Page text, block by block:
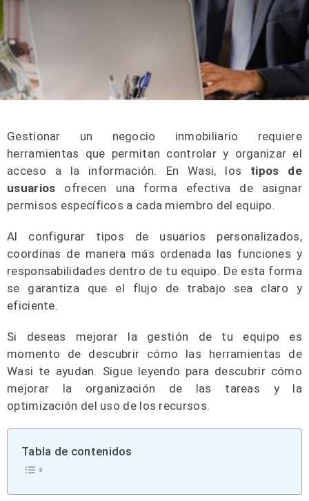
Gestionar un negocio inmobiliario requiere
herramientas que permitan controlar y organizar el
acceso a la información. En Wasi, los tipos de
usuarios ofrecen una forma efectiva de asignar
permisos específicos a cada miembro del equipo.
Al configurar tipos de usuarios personalizados,
coordinas de manera más ordenada las funciones y
responsabilidades dentro de tu equipo. De esta forma
se garantiza que el flujo de trabajo sea claro y
eficiente.
Si deseas mejorar la gestión de tu equipo es
momento de descubrir cómo las herramientas de
Wasi te ayudan. Sigue leyendo para descubrir cómo
mejorar la organización de las tareas y la
optimización del uso de los recursos.
Tabla de contenidos